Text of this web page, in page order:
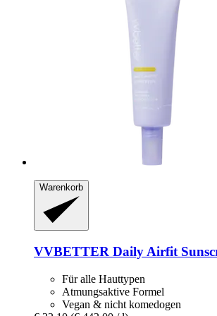
Warenkorb
VVBETTER Daily Airfit
Für alle Hauttypen
Atmungsaktive Formel
Vegan & nicht komedogen